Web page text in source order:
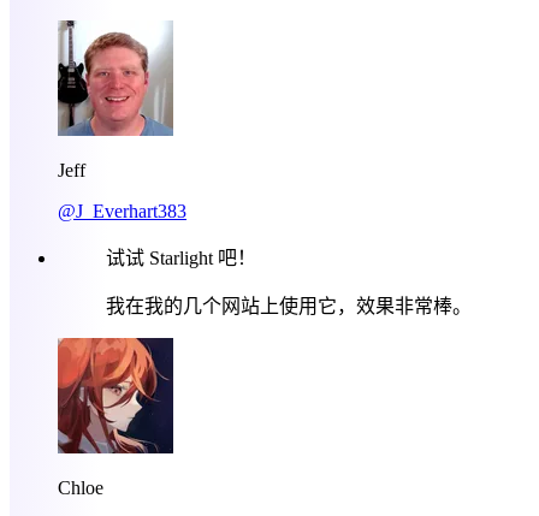
Jeff
@J_Everhart383
试试 Starlight 吧！
我在我的几个网站上使用它，效果非常棒。
Chloe